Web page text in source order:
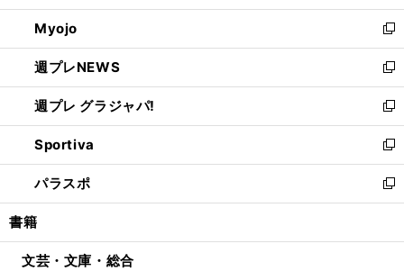
開
く
ウ
で
開
く
ン
ド
ウ
で
開
く
ウ
ィ
ン
ド
ウ
で
開
く
Myojo
新
し
い
ウ
ィ
ン
ド
ウ
で
開
週プレNEWS
新
し
い
ウ
ィ
ン
ド
ウ
開
週プレ グラジャパ!
新
し
い
ウ
ィ
ン
ウ
Sportiva
新
し
い
ウ
ン
パラスポ
新
し
ウ
書籍
文芸・文庫・総合